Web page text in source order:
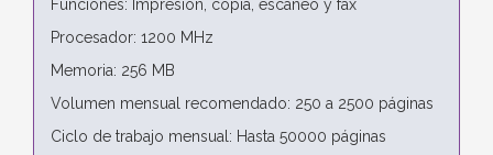
Funciones: Impresión, copia, escaneo y fax
Procesador: 1200 MHz
Memoria: 256 MB
Volumen mensual recomendado: 250 a 2500 páginas
Ciclo de trabajo mensual: Hasta 50000 páginas